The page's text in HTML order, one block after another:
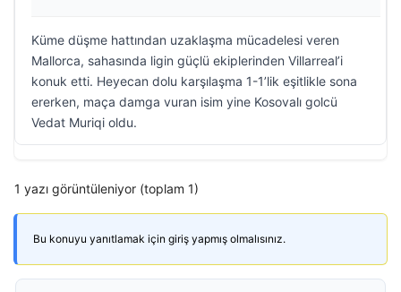
Küme düşme hattından uzaklaşma mücadelesi veren
Mallorca, sahasında ligin güçlü ekiplerinden Villarreal’i
konuk etti. Heyecan dolu karşılaşma 1-1’lik eşitlikle sona
ererken, maça damga vuran isim yine Kosovalı golcü
Vedat Muriqi oldu.
1 yazı görüntüleniyor (toplam 1)
Bu konuyu yanıtlamak için giriş yapmış olmalısınız.